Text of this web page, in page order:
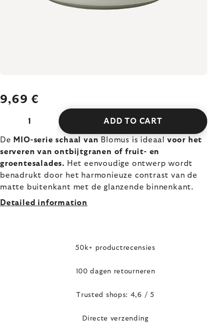
9,69 €
ADD TO CART
De MIO-serie schaal van Blomus is ideaal voor het
serveren van ontbijtgranen of fruit- en
groentesalades. Het eenvoudige ontwerp wordt
benadrukt door het harmonieuze contrast van de
matte buitenkant met de glanzende binnenkant.
Detailed information
50k+ productrecensies
100 dagen retourneren
Trusted shops: 4,6 / 5
Directe verzending